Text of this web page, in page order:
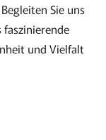
Sie uns
faszinierende
und Vielfalt